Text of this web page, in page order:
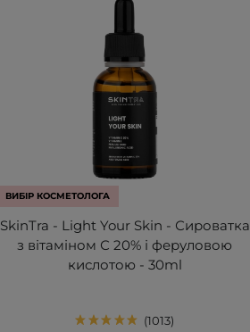
ВИБІР КОСМЕТОЛОГА
SkinTra - Light Your Skin - Сироватка
з вітаміном С 20% і феруловою
кислотою - 30ml
1013